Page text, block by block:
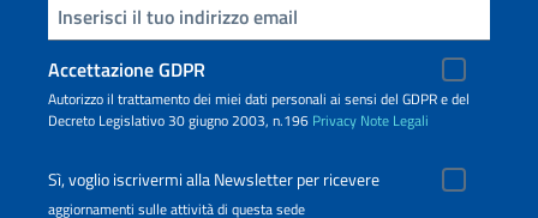
Inserisci la tua email
Accettazione GDPR
Autorizzo il trattamento dei miei dati personali ai sensi del GDPR e del
Decreto Legislativo 30 giugno 2003, n.196 Privacy Note Legali
Sì, voglio iscrivermi alla Newsletter per ricevere
aggiornamenti sulle attività di questa sede